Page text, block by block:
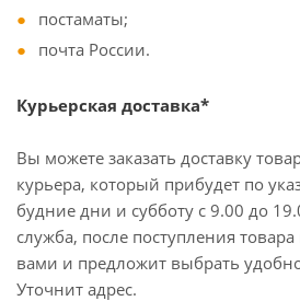
постаматы;
почта России.
Курьерская доставка*
Вы можете заказать доставку
курьера, который прибудет по
будние дни и субботу с 9.00 до
служба, после поступления товара
вами и предложит выбрать
Уточнит адрес.